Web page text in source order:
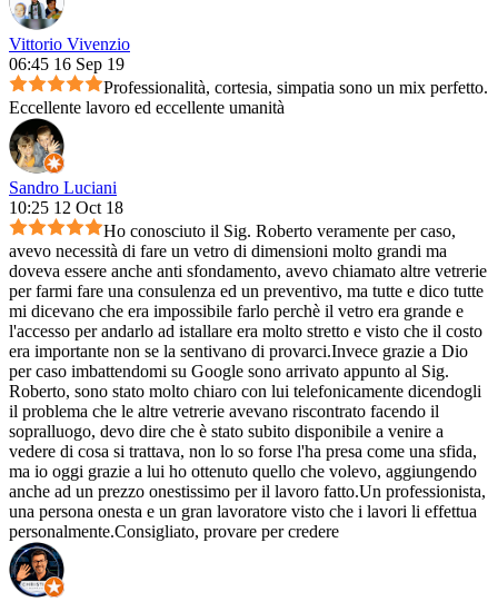
Vittorio Vivenzio
06:45 16 Sep 19
Professionalità, cortesia, simpatia sono un mix perfetto.
Eccellente lavoro ed eccellente umanità
Sandro Luciani
10:25 12 Oct 18
Ho conosciuto il Sig. Roberto veramente per caso,
avevo necessità di fare un vetro di dimensioni molto grandi ma
doveva essere anche anti sfondamento, avevo chiamato altre vetrerie
per farmi fare una consulenza ed un preventivo, ma tutte e dico tutte
mi dicevano che era impossibile farlo perchè il vetro era grande e
l'accesso per andarlo ad istallare era molto stretto e visto che il costo
era importante non se la sentivano di provarci.Invece grazie a Dio
per caso imbattendomi su Google sono arrivato appunto al Sig.
Roberto, sono stato molto chiaro con lui telefonicamente dicendogli
il problema che le altre vetrerie avevano riscontrato facendo il
sopralluogo, devo dire che è stato subito disponibile a venire a
vedere di cosa si trattava, non lo so forse l'ha presa come una sfida,
ma io oggi grazie a lui ho ottenuto quello che volevo, aggiungendo
anche ad un prezzo onestissimo per il lavoro fatto.Un professionista,
una persona onesta e un gran lavoratore visto che i lavori li effettua
personalmente.Consigliato, provare per credere